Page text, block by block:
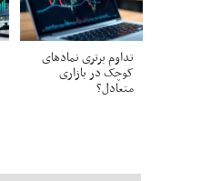
تداوم برتری نمادهای
کوچک در بازاری
متعادل؟